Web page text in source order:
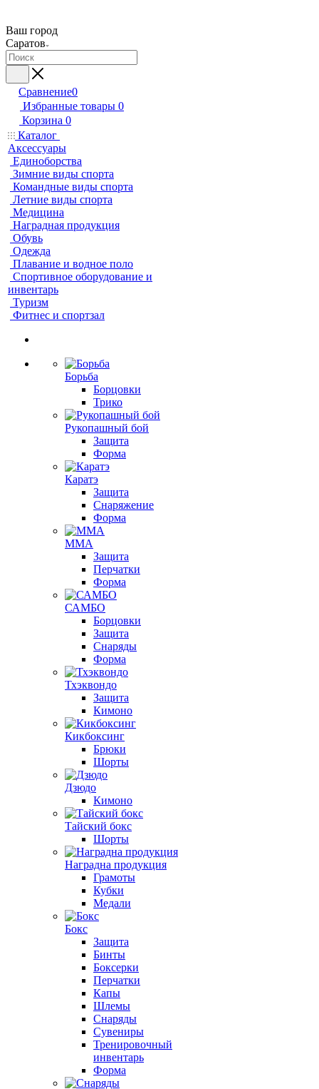
Ваш город
Саратов
Сравнение0
Избранные товары 0
Корзина 0
Каталог
Аксессуары
Единоборства
Зимние виды спорта
Командные виды спорта
Летние виды спорта
Медицина
Наградная продукция
Обувь
Одежда
Плавание и водное поло
Спортивное оборудование и
инвентарь
Туризм
Фитнес и спортзал
Борьба
Борцовки
Трико
Рукопашный бой
Защита
Форма
Каратэ
Защита
Снаряжение
Форма
ММА
Защита
Перчатки
Форма
САМБО
Борцовки
Защита
Снаряды
Форма
Тхэквондо
Защита
Кимоно
Кикбоксинг
Брюки
Шорты
Дзюдо
Кимоно
Тайский бокс
Шорты
Наградна продукция
Грамоты
Кубки
Медали
Бокс
Защита
Бинты
Боксерки
Перчатки
Капы
Шлемы
Снаряды
Сувениры
Тренировочный
инвентарь
Форма